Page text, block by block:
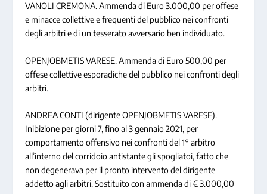
VANOLI CREMONA. Ammenda di Euro 3.000,00 per offese
e minacce collettive e frequenti del pubblico nei confronti
degli arbitri e di un tesserato avversario ben individuato.
OPENJOBMETIS VARESE. Ammenda di Euro 500,00 per
offese collettive esporadiche del pubblico nei confronti degli
arbitri.
ANDREA CONTI (dirigente OPENJOBMETIS VARESE).
Inibizione per giorni 7, fino al 3 gennaio 2021, per
comportamento offensivo nei confronti del 1° arbitro
all’interno del corridoio antistante gli spogliatoi, fatto che
non degenerava per il pronto intervento del dirigente
addetto agli arbitri. Sostituito con ammenda di € 3.000,00